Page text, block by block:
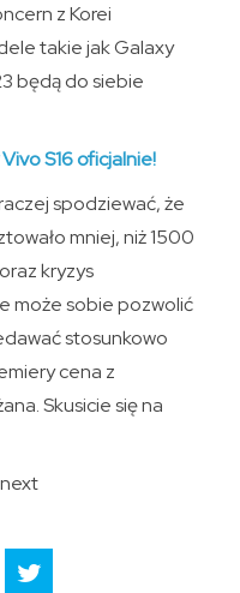
z Korei
takie jak Galaxy
będą do siebie
S16 oficjalnie!
spodziewać, że
mniej, niż 1500
kryzys
może sobie pozwolić
stosunkowo
cena z
Skusicie się na